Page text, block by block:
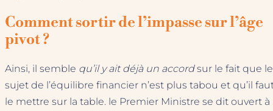
Comment sortir de l’impasse sur l’âge
pivot ?
Ainsi, il semble qu’il y ait déjà un accordsur le fait que le
sujet de l’équilibre financier n’est plus tabou et qu’il
le mettre sur la table. le Premier Ministre se dit ouvert à